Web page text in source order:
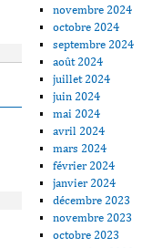
novembre 2024
octobre 2024
septembre 2024
août 2024
juillet 2024
juin 2024
mai 2024
avril 2024
mars 2024
février 2024
janvier 2024
décembre 2023
novembre 2023
octobre 2023